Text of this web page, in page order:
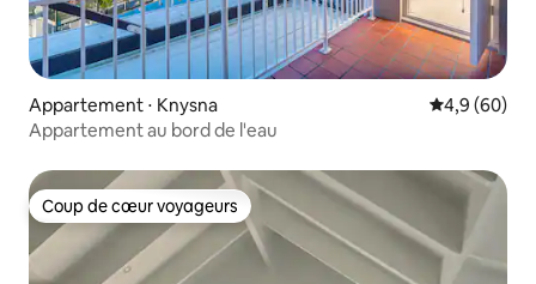
Appartement ⋅ Knysna Évaluation
4,9 (60)
Appartement au bord de l'eau
Coup de cœur voyageurs
Coup de cœur voyageurs